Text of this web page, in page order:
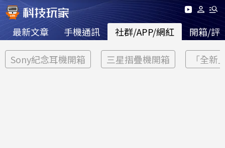
最新文章 手機通訊 社群/APP/網紅 開箱/評
Sony紀念耳機開箱 三星摺疊機開箱 「全新